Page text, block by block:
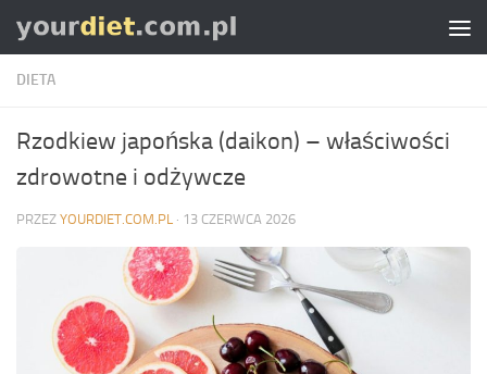
Skip to content
DIETA
Rzodkiew japońska (daikon) – właściwości
zdrowotne i odżywcze
PRZEZ YOURDIET.COM.PL · 13 CZERWCA 2026